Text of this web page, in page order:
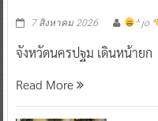
7 สิงหาคม 2026 ^ jo ^
จังหวัดนครปฐม เดินหน้ายก
Read More